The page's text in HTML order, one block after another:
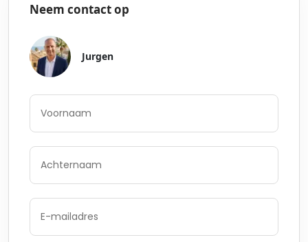
Neem contact op
Jurgen